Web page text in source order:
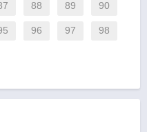
88 89 90
96 97 98